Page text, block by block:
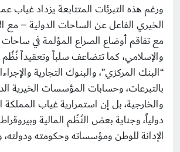
ورغم هذه التبرئات المتتابعة يزداد غياب
الخيري الفاعل عن الساحات الدولية –
مع تفاقم أوضاع الصراع المؤلمة في ساحات
والإسلامي، كما تتضاعف سلباً وتعقيداً
“البنك المركزي”، والبنوك التجارية
بالتبرعات، وحسابات المؤسسات الخيرية
والخارجية، بل إن استمرارية غياب
دولياً، وجناية بعض النُظُم المالية
الإدانة للوطن ومؤسساته وحكومته ودولته،